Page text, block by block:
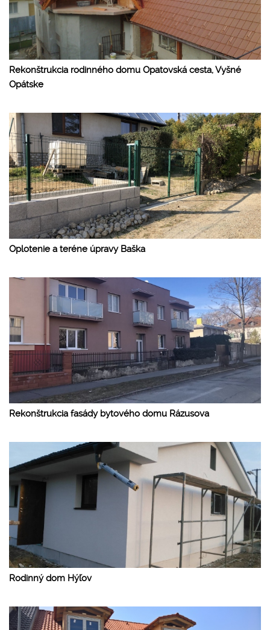
Rekonštrukcia rodinného domu Opatovská cesta, Vyšné
Opátske
Oplotenie a teréne úpravy Baška
Rekonštrukcia fasády bytového domu Rázusova
Rodinný dom Hýľov